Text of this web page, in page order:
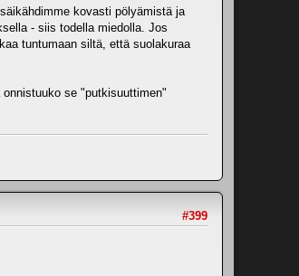
kovasti pölyämistä ja
- siis todella miedolla. Jos
tuntumaan siltä, että suolakuraa
se "putkisuuttimen"
#399